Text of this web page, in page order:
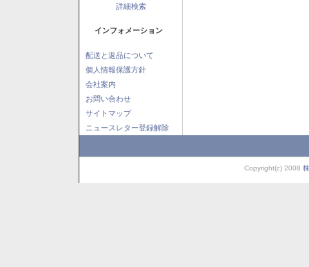
詳細検索
インフォメーション
配送と返品について
個人情報保護方針
会社案内
お問い合わせ
サイトマップ
ニュースレター登録解除
Copyright(c) 2008